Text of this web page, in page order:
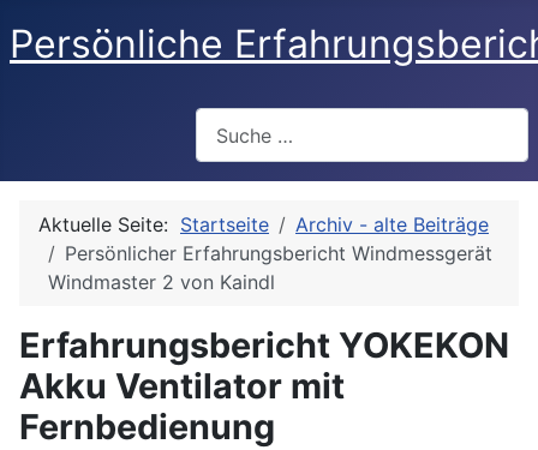
Persönliche
Aktuelle Seite: Startseite
Archiv - alte Beiträge
Persönlicher Erfahrungsbericht Windmessgerät
Windmaster 2 von Kaindl
Erfahrungsbericht YOKEKON
Akku Ventilator mit
Fernbedienung